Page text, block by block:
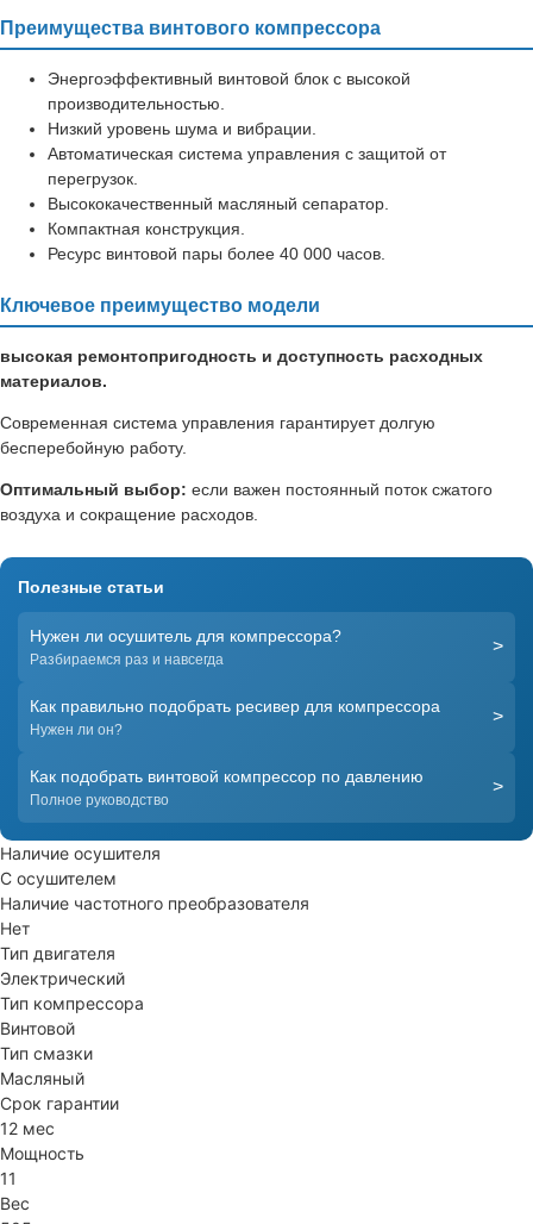
Преимущества винтового компрессора
Энергоэффективный винтовой блок с высокой
производительностью.
Низкий уровень шума и вибрации.
Автоматическая система управления с защитой от
перегрузок.
Высококачественный масляный сепаратор.
Компактная конструкция.
Ресурс винтовой пары более 40 000 часов.
Ключевое преимущество модели
высокая ремонтопригодность и доступность расходных
материалов.
Современная система управления гарантирует долгую
бесперебойную работу.
Оптимальный выбор: если важен постоянный поток сжатого
воздуха и сокращение расходов.
Полезные статьи
Нужен ли осушитель для компрессора?
Разбираемся раз и навсегда
>
Как правильно подобрать ресивер для компрессора
Нужен ли он?
>
Как подобрать винтовой компрессор по давлению
Полное руководство
>
Наличие осушителя
С осушителем
Наличие частотного преобразователя
Нет
Тип двигателя
Электрический
Тип компрессора
Винтовой
Тип смазки
Масляный
Срок гарантии
12 мес
Мощность
11
Вес